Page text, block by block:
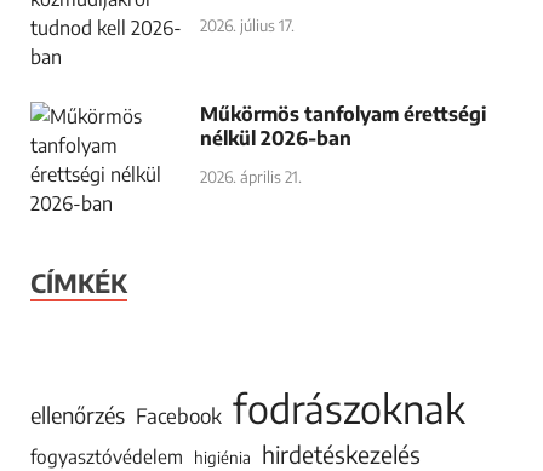
2026. július 17.
Műkörmös tanfolyam érettségi
nélkül 2026-ban
2026. április 21.
CÍMKÉK
ellenőrzés Facebook fodrászoknak
fogyasztóvédelem higiénia hirdetéskezelés